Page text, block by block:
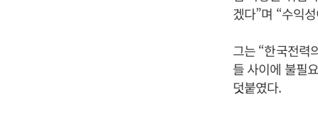
겠다”며 “수익
그는 “한국전력
들 사이에 불필
덧붙였다.